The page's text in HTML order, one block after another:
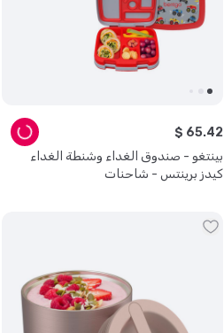
بينتغو - صندوق الغداء وشنطة الغداء
كيدز برينتس - شاحنات
$ 65.42